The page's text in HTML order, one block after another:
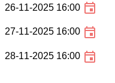
26-11-2025 16:00
27-11-2025 16:00
28-11-2025 16:00